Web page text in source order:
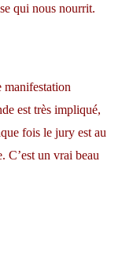
qui nous nourrit.
manifestation
est très impliqué,
fois le jury est au
C’est un vrai beau